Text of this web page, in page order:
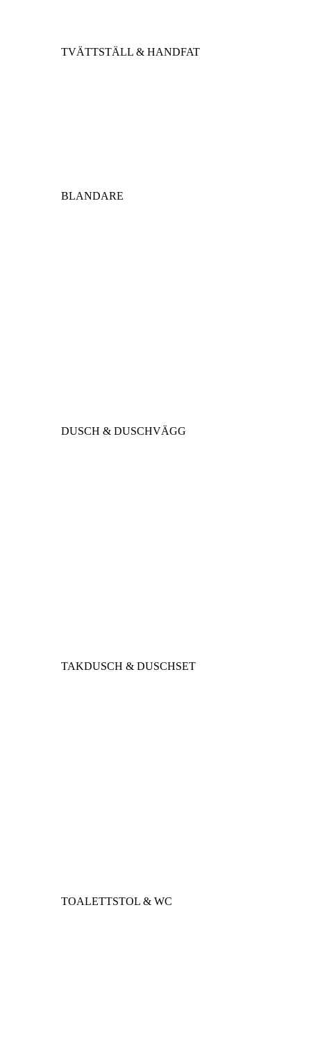
TVÄTTSTÄLL & HANDFAT
BLANDARE
DUSCH & DUSCHVÄGG
TAKDUSCH & DUSCHSET
TOALETTSTOL & WC